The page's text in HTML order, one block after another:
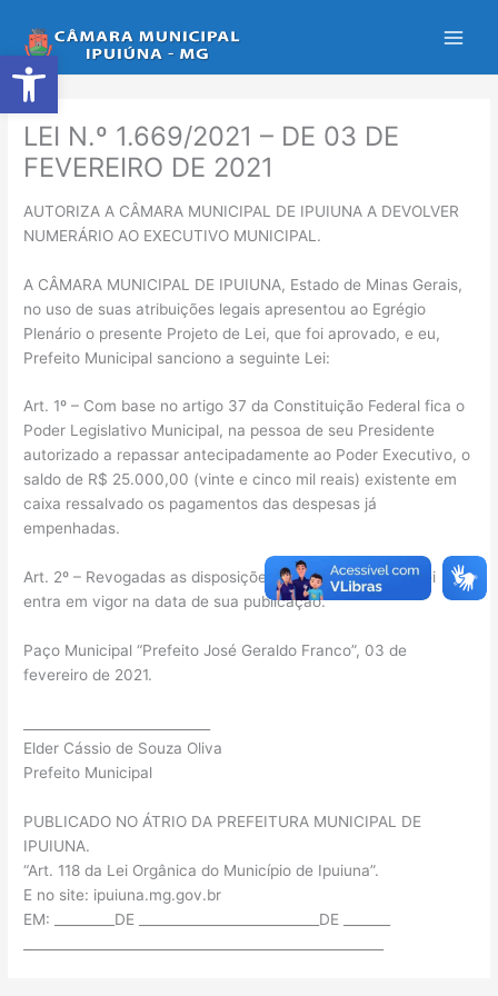
Abrir a barra de ferramentas
para
o
conteúdo
LEI N.º 1.669/2021 – DE 03 DE
FEVEREIRO DE 2021
AUTORIZA A CÂMARA MUNICIPAL DE IPUIUNA A DEVOLVER
NUMERÁRIO AO EXECUTIVO MUNICIPAL.
A CÂMARA MUNICIPAL DE IPUIUNA, Estado de Minas Gerais,
no uso de suas atribuições legais apresentou ao Egrégio
Plenário o presente Projeto de Lei, que foi aprovado, e eu,
Prefeito Municipal sanciono a seguinte Lei:
Art. 1º – Com base no artigo 37 da Constituição Federal fica o
Poder Legislativo Municipal, na pessoa de seu Presidente
autorizado a repassar antecipadamente ao Poder Executivo, o
saldo de R$ 25.000,00 (vinte e cinco mil reais) existente em
caixa ressalvado os pagamentos das despesas já
empenhadas.
Art. 2º – Revogadas as disposições em contrário, esta Lei
entra em vigor na data de sua publicação.
Paço Municipal “Prefeito José Geraldo Franco”, 03 de
fevereiro de 2021.
Elder Cássio de Souza Oliva
Prefeito Municipal
PUBLICADO NO ÁTRIO DA PREFEITURA MUNICIPAL DE
IPUIUNA.
“Art. 118 da Lei Orgânica do Município de Ipuiuna”.
E no site: ipuiuna.mg.gov.br
EM: _________DE ___________________________DE _______